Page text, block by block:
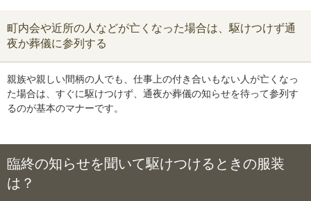
町内会や近所の人などが亡くなった場合は、駆けつけず通
夜か葬儀に参列する
親族や親しい間柄の人でも、仕事上の付き合いもない人が亡くなっ
た場合は、すぐに駆けつけず、通夜か葬儀の知らせを待って参列す
るのが基本のマナーです。
臨終の知らせを聞いて駆けつけるときの服装
は？